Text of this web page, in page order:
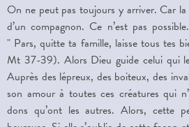
On ne peut pas toujours y arriver. Car la
d’un compagnon. Ce n’est pas
" Pars, quitte ta famille, laisse tous tes
Mt 37-39). Alors Dieu guide celui qui
Auprès des lépreux, des boiteux, des
son amour à toutes ces créatures qui
dons qu’ont les autres. Alors, cette